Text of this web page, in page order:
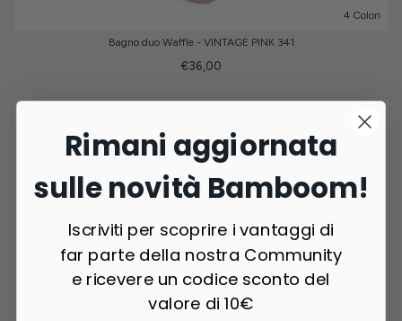
4 Colori
Bagno duo Waffle - VINTAGE PINK 341
€36,00
Rimani aggiornata
sulle novità Bamboom!
Iscriviti per scoprire i vantaggi di
far parte della nostra Community
e ricevere un codice sconto del
valore di 10€